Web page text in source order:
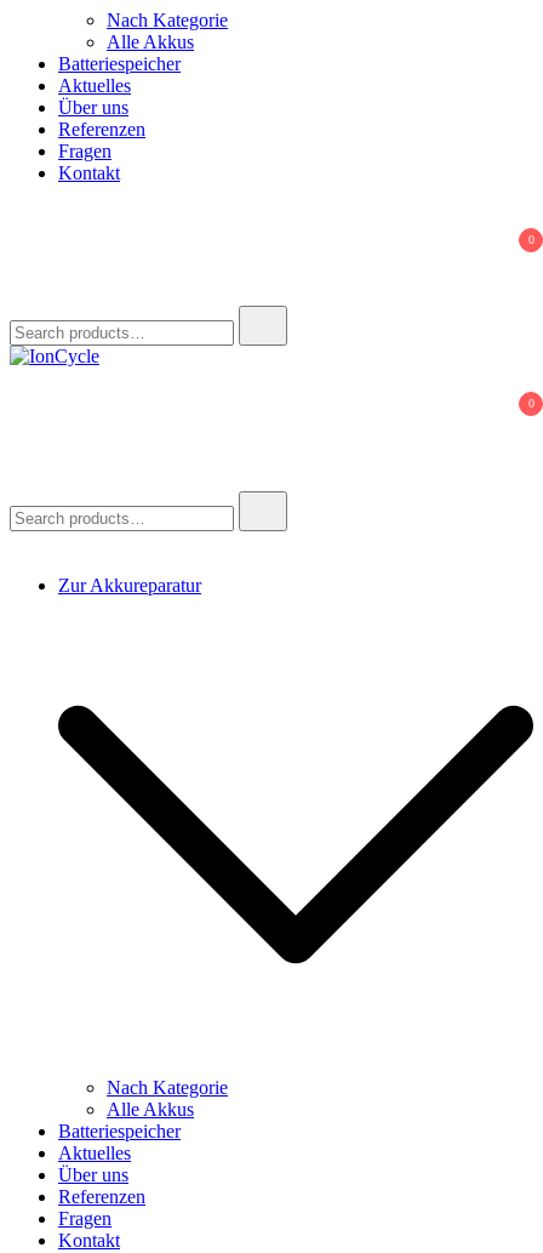
Nach Kategorie
Alle Akkus
Batteriespeicher
Aktuelles
Über uns
Referenzen
Fragen
Kontakt
0
for:
0
for:
Zur Akkureparatur
Nach Kategorie
Alle Akkus
Batteriespeicher
Aktuelles
Über uns
Referenzen
Fragen
Kontakt